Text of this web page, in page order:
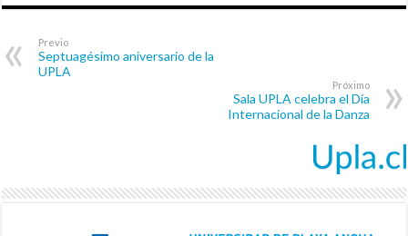
Previo
Septuagésimo aniversario de la
UPLA
Próximo
Sala UPLA celebra el Día
Internacional de la Danza